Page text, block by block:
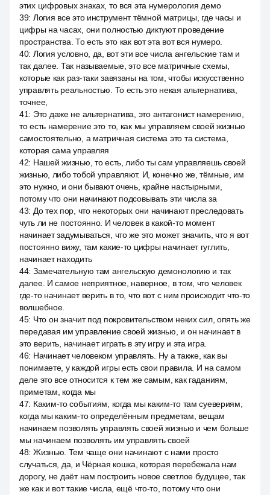
этих цифровых знаках, то вся эта нумерология демо
39: Логия все это инструмент тёмной матрицы, где часы и
цифры на часах, они полностью диктуют проведение
пространства. То есть это как вот эта вот вся нумеро.
40: Логия условно, да, вот эти все числа ангельские там и
так далее. Так называемые, это все матричные схемы,
которые как раз-таки завязаны на том, чтобы искусственно
управлять реальностью. То есть это некая альтернатива,
точнее,
41: Это даже не альтернатива, это антагонист намерению,
то есть намерение это то, как мы управляем своей жизнью
самостоятельно, а матричная система это та система,
которая сама управляя
42: Нашей жизнью, то есть, либо ты сам управляешь своей
жизнью, либо тобой управляют. И, конечно же, тёмные, им
это нужно, и они бывают очень, крайне настырными,
потому что они начинают подсовывать эти числа за
43: До тех пор, что некоторых они начинают преследовать
чуть ли не постоянно. И человек в какой-то момент
начинает задумываться, что же это может значить, что я вот
постоянно вижу, там какие-то цифры начинает гуглить,
начинает находить
44: Замечательную там ангельскую демонологию и так
далее. И самое неприятное, наверное, в том, что человек
где-то начинает верить в то, что вот с ним происходит что-то
волшебное.
45: Что он значит под покровительством неких сил, опять же
передавая им управление своей жизнью, и он начинает в
это верить, начинает играть в эту игру и эта игра.
46: Начинает человеком управлять. Ну а также, как вы
понимаете, у каждой игры есть свои правила. И на самом
деле это все относится к тем же самым, как гаданиям,
приметам, когда мы
47: Каким-то событиям, когда мы каким-то там суевериям,
когда мы каким-то определённым предметам, вещам
начинаем позволять управлять своей жизнью и чем больше
мы начинаем позволять им управлять своей
48: Жизнью. Тем чаще они начинают с нами просто
случаться, да, и Чёрная кошка, которая перебежала нам
дорогу, не даёт нам построить новое светлое будущее, так
же как и вот такие числа, ещё что-то, потому что они